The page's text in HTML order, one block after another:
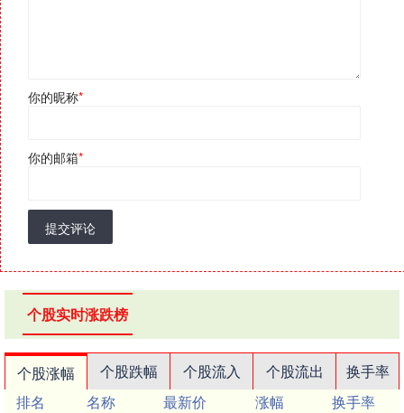
你的昵称*
你的邮箱*
提交评论
个股实时涨跌榜
个股涨幅 个股跌幅 个股流入 个股流出
换手率
排名
名称 最新价 涨幅
换手率